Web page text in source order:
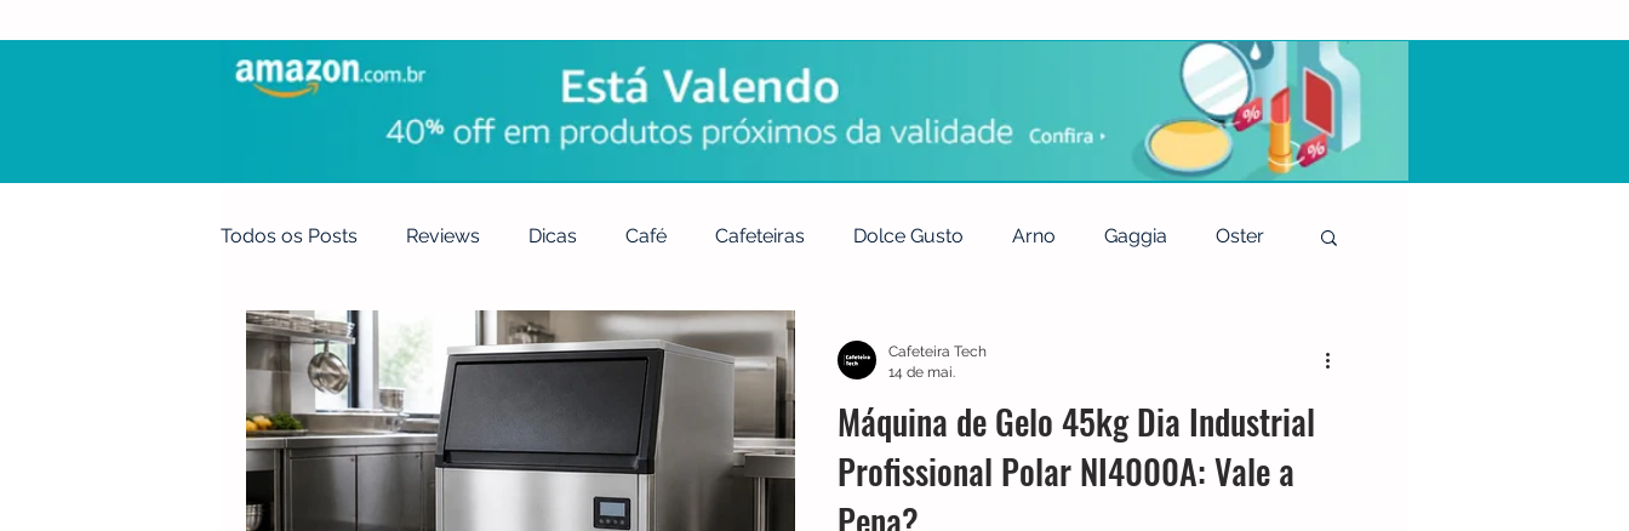
Todos os Posts Reviews Dicas Café Cafeteiras Dolce Gusto Arno Gaggia Oster
Produtos Nespresso TRES Electrolux Guias
Café Solúvel Mondial Cadence Filtros Britânia Echo Show Moedor
Máquina de Gelo 45kg Dia Industrial
Profissional Polar NI4000A: Vale a
Pena?
Cafeteira Tech
14 de mai.